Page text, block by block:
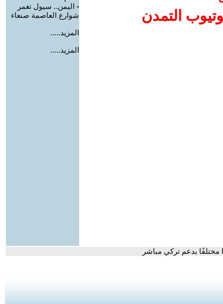
التمدن
- اليمن.. سيول تغمر
شوارع العاصمة صنعاء
المزيد.....
المزيد.....
مختلفًا بدعم تركي مباشر